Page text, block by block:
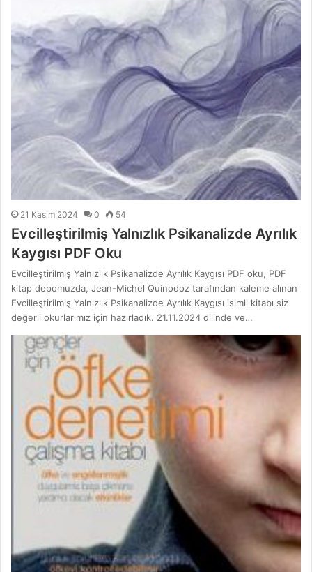
21 Kasım 2024 0 54
Evcilleştirilmiş Yalnızlık Psikanalizde Ayrılık
Kaygısı PDF Oku
Evcilleştirilmiş Yalnızlık Psikanalizde Ayrılık Kaygısı PDF oku, PDF
kitap depomuzda, Jean-Michel Quinodoz tarafından kaleme alınan
Evcilleştirilmiş Yalnızlık Psikanalizde Ayrılık Kaygısı isimli kitabı siz
değerli okurlarımız için hazırladık. 21.11.2024 dilinde ve…